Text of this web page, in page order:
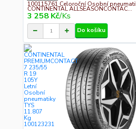
100115761 Celoroční Osobní
CONTINENTAL ALLSEASONCONTAC...
3 258 Kč/Ks
Do košíku